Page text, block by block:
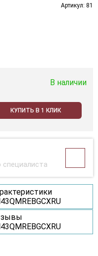
Артикул: 81
В наличии
КУПИТЬ В 1 КЛИК